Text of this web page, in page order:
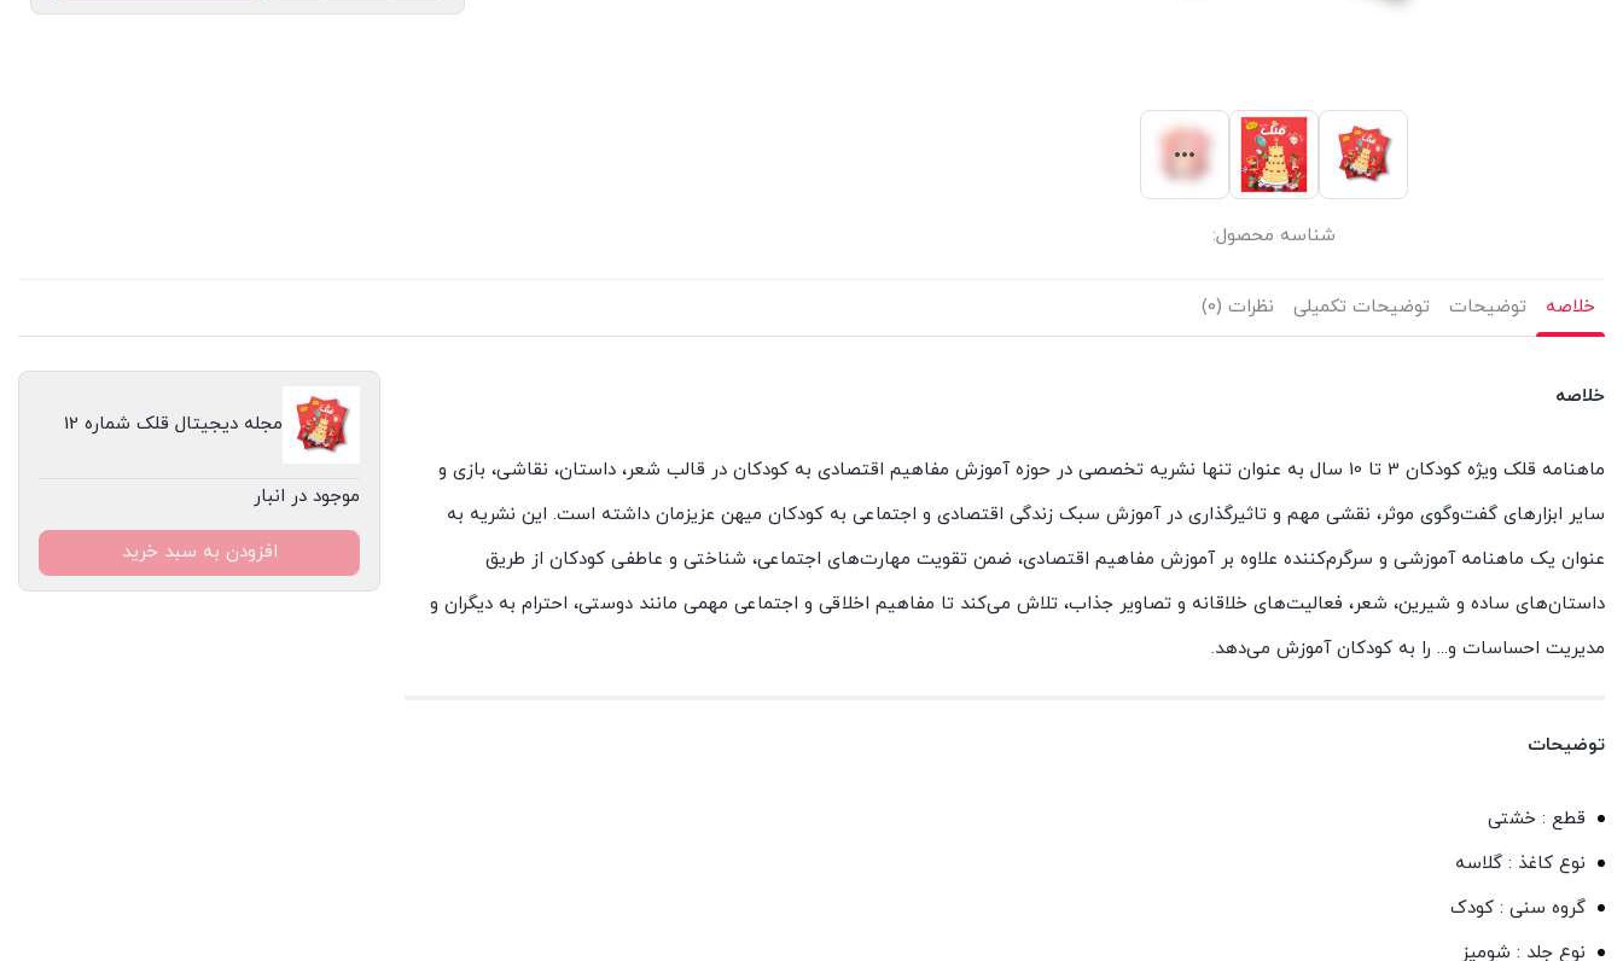
شناسه محصول:
دیجیتال
خلاصه توضیحات توضیحات تکمیلی نظرات (0)
خلاصه
ماهنامه قلک ویژه کودکان 3 تا 10 سال به عنوان تنها نشریه تخصصی در حوزه آموزش مفاهیم اقتصادی به کودکان در قالب شعر، داستان، نقاشی، بازی و
سایر ابزارهای گفت‌وگوی موثر، نقشی مهم و تاثیرگذاری در آموزش سبک زندگی اقتصادی و اجتماعی به کودکان میهن عزیزمان داشته است. این نشریه به
عنوان یک ماهنامه آموزشی و سرگرم‌کننده علاوه بر آموزش مفاهیم اقتصادی، ضمن تقویت مهارت‌های اجتماعی، شناختی و عاطفی کودکان از طریق
داستان‌های ساده و شیرین، شعر، فعالیت‌های خلاقانه و تصاویر جذاب، تلاش می‌کند تا مفاهیم اخلاقی و اجتماعی مهمی مانند دوستی، احترام به دیگران و
مدیریت احساسات و... را به کودکان آموزش می‌دهد.
توضیحات
قطع : خشتی
نوع کاغذ : گلاسه
گروه سنی : کودک
نوع جلد : شومیز
مجله دیجیتال قلک شماره 12
موجود در انبار
افزودن به سبد خرید